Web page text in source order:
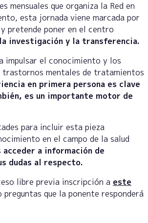
que organiza la Red en
esta jornada viene marcada por
y pretende poner en el centro
investigación y la transferencia.
impulsar el conocimiento y los
mentales de tratamientos
en primera persona es clave
es un importante motor de
para incluir esta pieza
en el campo de la salud
acceder a información de
dudas al respecto.
libre previa inscripción a este
que la ponente responderá